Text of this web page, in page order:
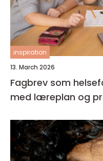
inspiration
13. March 2026
Fagbrev som
med læreplan og